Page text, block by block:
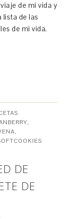
de mi vida y
lista de las
de mi vida.
,
,
DE
DE